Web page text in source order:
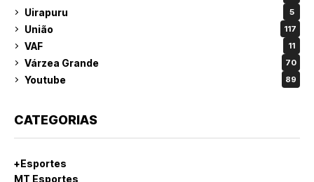
Uirapuru 5
União 117
VAF 11
Várzea Grande 70
Youtube 89
CATEGORIAS
+Esportes
MT Esportes